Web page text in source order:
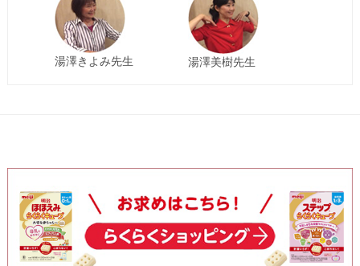
湯澤きよみ先生 湯澤美樹先生